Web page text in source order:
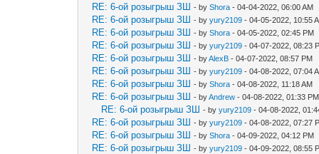
RE: 6-ой розыгрыш ЗШ - byShora - 04-04-2022, 06:00 AM
RE: 6-ой розыгрыш ЗШ - byyury2109 - 04-05-2022, 10:55
RE: 6-ой розыгрыш ЗШ - byShora - 04-05-2022, 02:45 PM
RE: 6-ой розыгрыш ЗШ - byyury2109 - 04-07-2022, 08:23
RE: 6-ой розыгрыш ЗШ - byAlexB - 04-07-2022, 08:57 PM
RE: 6-ой розыгрыш ЗШ - byyury2109 - 04-08-2022, 07:04
RE: 6-ой розыгрыш ЗШ - byShora - 04-08-2022, 11:18 AM
RE: 6-ой розыгрыш ЗШ - byAndrew - 04-08-2022, 01:33 PM
RE: 6-ой розыгрыш ЗШ - byyury2109 - 04-08-2022,
RE: 6-ой розыгрыш ЗШ - byyury2109 - 04-08-2022, 07:27
RE: 6-ой розыгрыш ЗШ - byShora - 04-09-2022, 04:12 PM
RE: 6-ой розыгрыш ЗШ - byyury2109 - 04-09-2022, 08:55